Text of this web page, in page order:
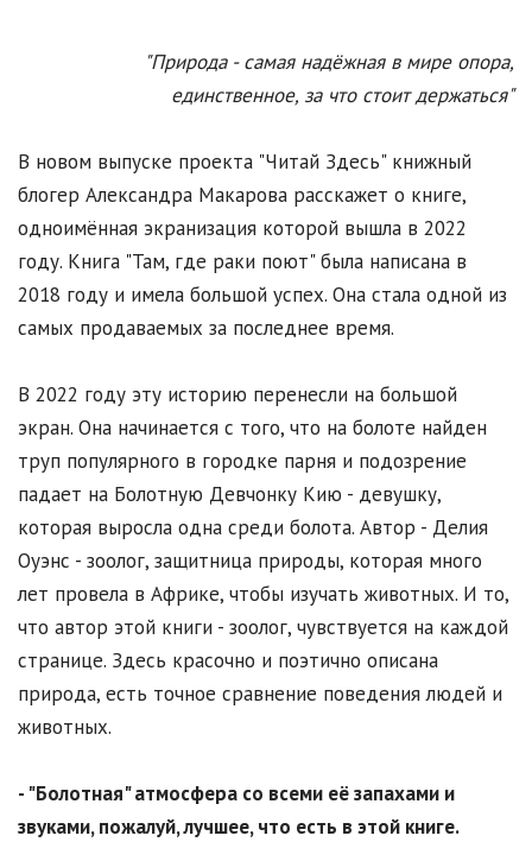
"Природа - самая надёжная в мире опора,
единственное, за что стоит держаться"
В новом выпуске проекта "Читай Здесь" книжный
блогер Александра Макарова расскажет о книге,
одноимённая экранизация которой вышла в 2022
году. Книга "Там, где раки поют" была написана в
2018 году и имела большой успех. Она стала одной из
самых продаваемых за последнее время.
В 2022 году эту историю перенесли на большой
экран. Она начинается с того, что на болоте найден
труп популярного в городке парня и подозрение
падает на Болотную Девчонку Кию - девушку,
которая выросла одна среди болота. Автор - Делия
Оуэнс - зоолог, защитница природы, которая много
лет провела в Африке, чтобы изучать животных. И то,
что автор этой книги - зоолог, чувствуется на каждой
странице. Здесь красочно и поэтично описана
природа, есть точное сравнение поведения людей и
животных.
- "Болотная" атмосфера со всеми её запахами и
звуками, пожалуй, лучшее, что есть в этой книге.